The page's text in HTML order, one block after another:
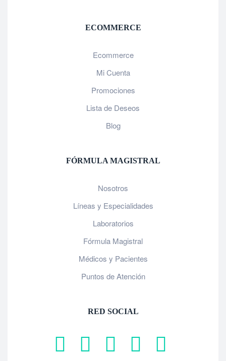
ECOMMERCE
Ecommerce
Mi Cuenta
Promociones
Lista de Deseos
Blog
FÓRMULA MAGISTRAL
Nosotros
Líneas y Especialidades
Laboratorios
Fórmula Magistral
Médicos y Pacientes
Puntos de Atención
RED SOCIAL